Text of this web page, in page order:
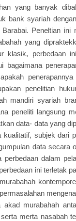
yang banyak
bank syariah
Peneltian ini
yang
klasik, perbedaan
bagaimana
penelitian
mandiri syariah
peneliti langsung
data- data yang
subjek dari
data secara
dalam
ini terletak
akad murabahah
merta nasabah